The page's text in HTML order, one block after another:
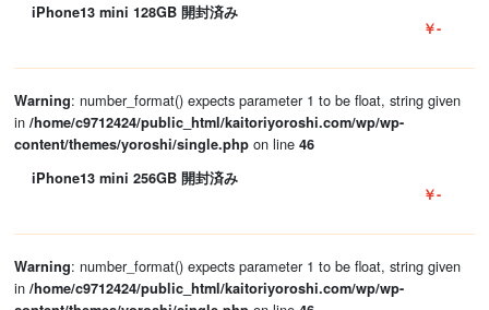
iPhone13 mini 128GB 開封済み
￥-
Warning: number_format() expects parameter 1 to be float, string given
in /home/c9712424/public_html/kaitoriyoroshi.com/wp/wp-
content/themes/yoroshi/single.phpon line 46
iPhone13 mini 256GB 開封済み
￥-
Warning: number_format() expects parameter 1 to be float, string given
in /home/c9712424/public_html/kaitoriyoroshi.com/wp/wp-